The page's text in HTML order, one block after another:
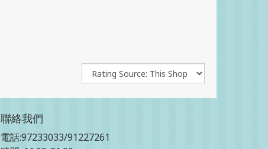
聯絡我們
電話:97233033/91227261